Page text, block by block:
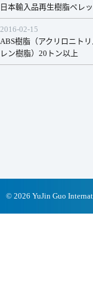
日本輸入品再生樹脂ペレ
2016-02-15
ABS樹脂（アクリロニト
レン樹脂）20トン以上
© 2026 YuJin Guo